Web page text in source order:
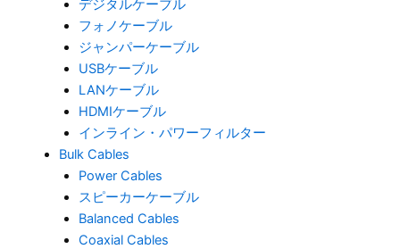
デジタルケーブル
フォノケーブル
ジャンパーケーブル
USBケーブル
LANケーブル
HDMIケーブル
インライン・パワーフィルター
Bulk Cables
Power Cables
スピーカーケーブル
Balanced Cables
Coaxial Cables